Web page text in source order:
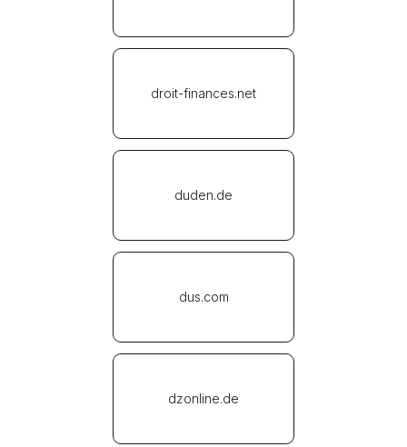
droit-finances.net
duden.de
dus.com
dzonline.de